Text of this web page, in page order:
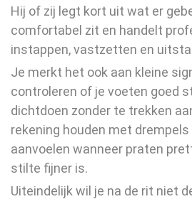
Hij of zij legt kort uit wat er
comfortabel zit en handelt
instappen, vastzetten en
Je merkt het ook aan kleine
controleren of je voeten goed
dichtdoen zonder te trekken
rekening houden met drempels
aanvoelen wanneer praten
stilte fijner is.
Uiteindelijk wil je na de rit niet